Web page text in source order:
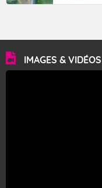
IMAGES & VIDÉOS